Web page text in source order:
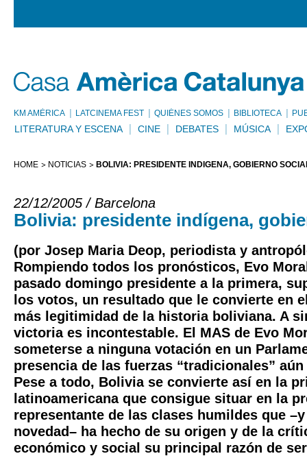
KM AMÈRICA LATCINEMA FEST QUIÉNES SOMOS BIBLIOTECA
LITERATURA Y ESCENA CINE DEBATES MÚSICA
HOME NOTICIAS BOLIVIA: PRESIDENTE INDÍGENA, GOBIERNO
22/12/2005 / Barcelona
Bolivia: presidente indígena,
(por Josep Maria Deop, periodista y
Rompiendo todos los pronósticos, Evo
pasado domingo presidente a la primera,
los votos, un resultado que le convierte en
más legitimidad de la historia boliviana. A
victoria es incontestable. El MAS de Evo
someterse a ninguna votación en un
presencia de las fuerzas “tradicionales”
Pese a todo, Bolivia se convierte así en la
latinoamericana que consigue situar en la
representante de las clases humildes que
novedad– ha hecho de su origen y de la
económico y social su principal razón de